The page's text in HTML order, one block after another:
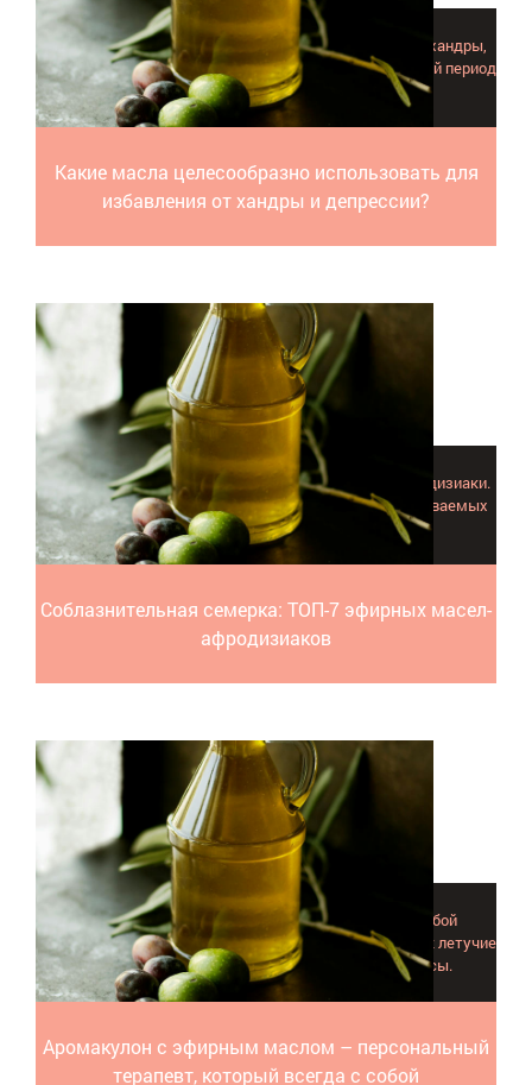
Какие масла целесообразно использовать для
избавления от хандры и депрессии?
Эфирные масла способны избавлять от депрессии и хандры,
успокаивать, привнося заряд бодрости в осенне-зиминй период
и активизируя умственные способности.
Соблазнительная семерка: ТОП-7 эфирных масел-
афродизиаков
Эфирные масла – проверенные тысячелетиями афродизиаки.
Какой аромат у самых страстных свиданий и незабываемых
ночей?
Аромакулон с эфирным маслом – персональный
терапевт, который всегда с собой
Аромакулон с эфирным маслом представляет собой
небольшую подвеску, что практично и полезно, так как летучие
вещества катализируют биохимические процессы.